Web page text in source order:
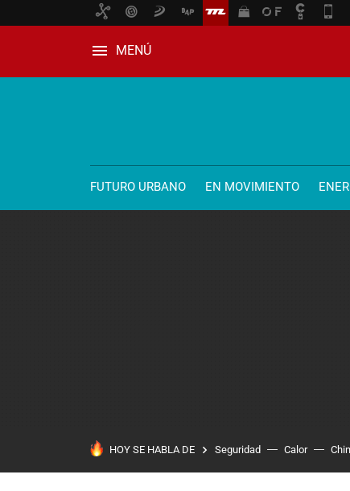
MENÚ
FUTURO URBANO EN MOVIMIENTO
HOY SE HABLA DE Seguridad Calor